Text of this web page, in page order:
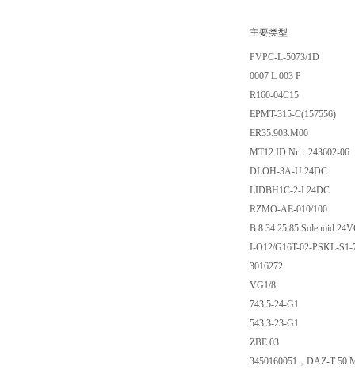
主要类型
PVPC-L-5073/1D
0007 L 003 P
R160-04C15
EPMT-315-C(157556)
ER35.903.M00
MT12 ID Nr：243602-06
DLOH-3A-U 24DC
LIDBH1C-2-I 24DC
RZMO-AE-010/100
B.8.34.25.85 Solenoid
I-O12/G16T-02-PSKL-S1-
3016272
VG1/8
743.5-24-G1
543.3-23-G1
ZBE 03
3450160051，DAZ-T 50